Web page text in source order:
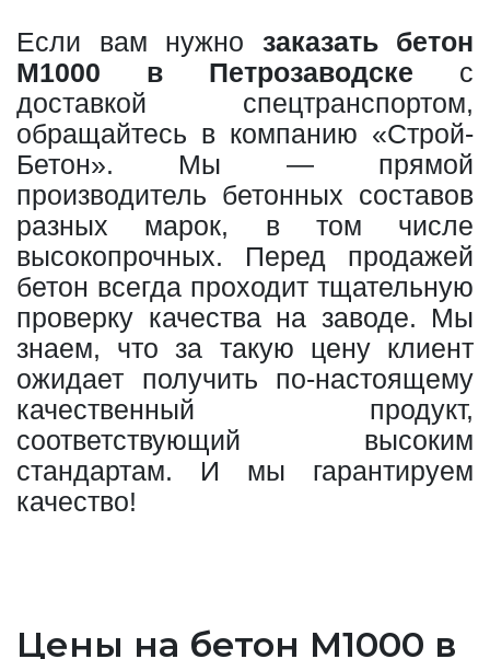
Если вам нужно заказать бетон
М1000 в Петрозаводске с
доставкой спецтранспортом,
обращайтесь в компанию «Строй-
Бетон». Мы — прямой
производитель бетонных составов
разных марок, в том числе
высокопрочных. Перед продажей
бетон всегда проходит тщательную
проверку качества на заводе. Мы
знаем, что за такую цену клиент
ожидает получить по-настоящему
качественный продукт,
соответствующий высоким
стандартам. И мы гарантируем
качество!
Цены на бетон М1000 в